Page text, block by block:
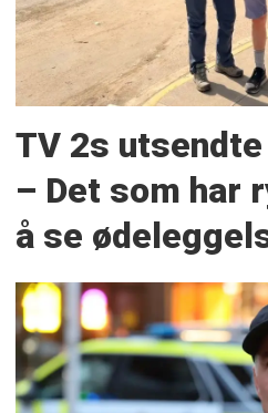
TV 2s
– Det som har
å se